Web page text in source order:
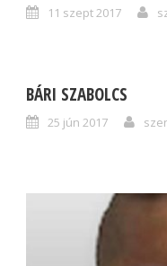
11 szept 2017
BÁRI SZABOLCS
25 jún 2017